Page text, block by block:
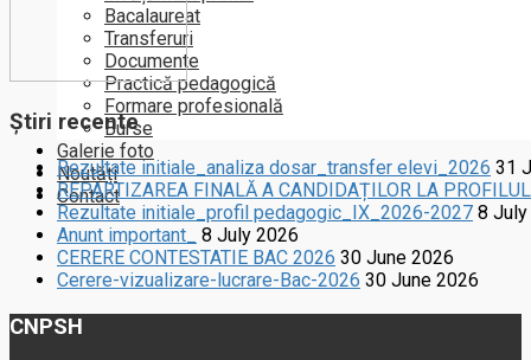
Bacalaureat
Transferuri
Documente
Practică pedagogică
Formare profesională
Burse
Galerie foto
Noutăți
Contact
Știri recente
Rezultate initiale_analiza dosar_transfer elevi_2026 31
REPARTIZAREA FINALĂ A CANDIDAȚILOR LA
Rezultate initiale_profil pedagogic_IX_2026-2027 8
Anunt important_
8 July 2026
CERERE CONTESTATIE BAC 2026 30 June 2026
Cerere-vizualizare-lucrare-Bac-2026 30 June 2026
CNPSH